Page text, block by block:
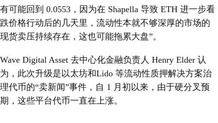
有可能回到 0.0553，因为在 Shapella 导致 ETH 进一步看
跌价格行动后的几天里，流动性本就不够深厚的市场的
现货卖压持续存在，这也可能拖累大盘”。
Wave Digital Asset 去中心化金融负责人 Henry Elder 认
为，此次升级是以太坊和Lido 等流动性质押解决方案治
理代币的“卖新闻”事件，自 1 月初以来，由于硬分叉预
期，这些平台代币一直在上涨。